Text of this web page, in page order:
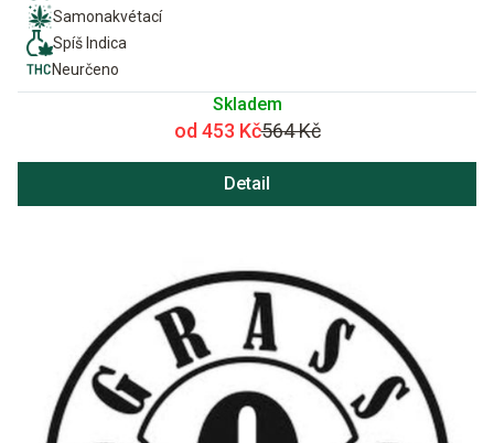
Samonakvétací
Spíš Indica
Neurčeno
Skladem
od 453 Kč564 Kč
Detail